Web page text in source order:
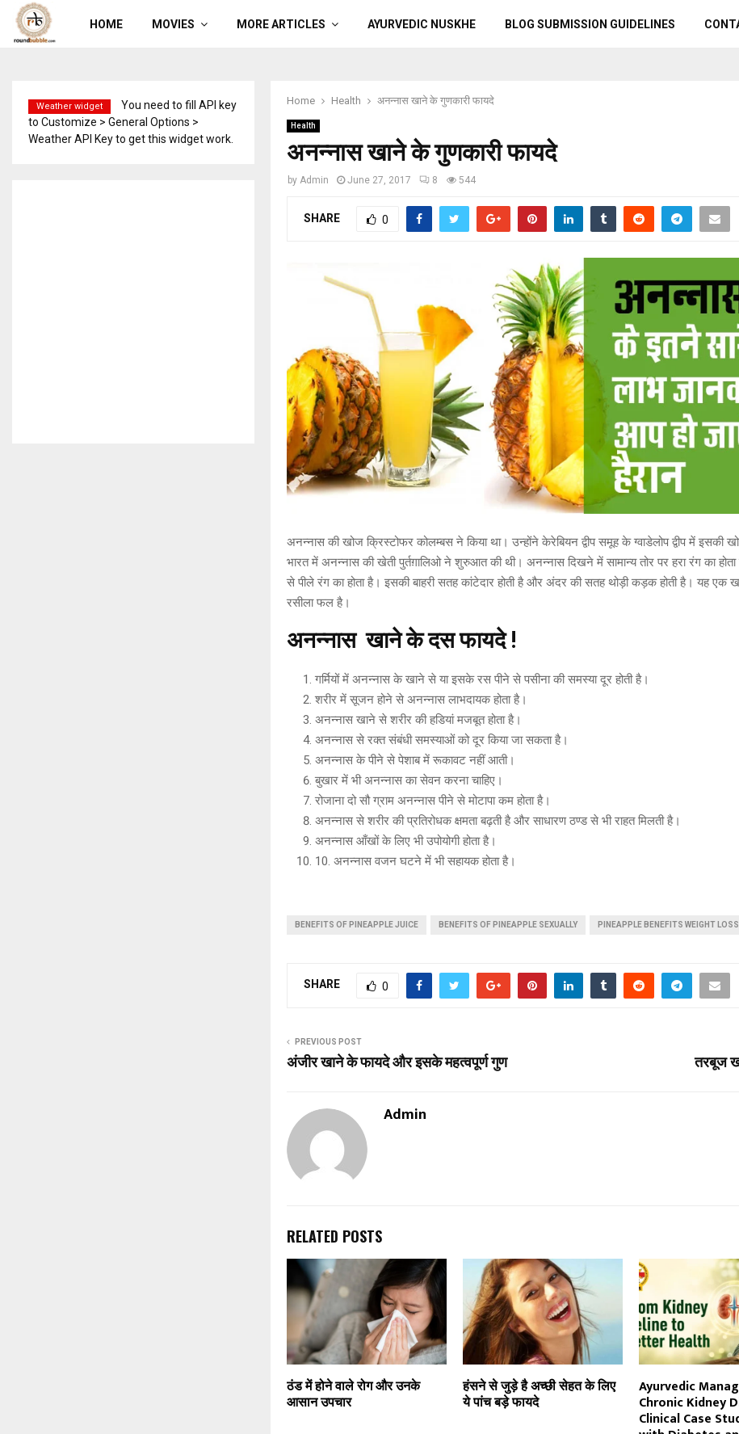
HOME MOVIES MORE ARTICLES AYURVEDIC NUSKHE BLOG SUBMISSION GUIDELINES
Home Health अनन्नास खाने के गुणकारी फायदे
Health
अनन्नास खाने के गुणकारी फायदे
by Admin June 27, 2017 8 544
SHARE 0
अनन्नास की खोज क्रिस्टोफर कोलम्बस ने किया था। उन्होंने केरेबियन द्वीप समूह के ग्वाडेलोप द्वीप में इसकी
भारत में अनन्नास की खेती पुर्तग़ालिओ ने शुरुआत की थी। अनन्नास दिखने में सामान्य तोर पर हरा रंग का
से पीले रंग का होता है। इसकी बाहरी सतह कांटेदार होती है और अंदर की सतह थोड़ी कड़क होती है। यह एक
रसीला फल है।
अनन्नास खानेके दस फायदे!
गर्मियों में अनन्नास के खाने से या इसके रस पीने से पसीना की समस्या दूर होती है।
शरीर में सूजन होने से अनन्नास लाभदायक होता है।
अनन्नास खाने से शरीर की हडियां मजबूत होता है।
अनन्नास से रक्त संबंधी समस्याओं को दूर किया जा सकता है।
अनन्नास के पीने से पेशाब में रूकावट नहीं आती।
बुखार में भी अनन्नास का सेवन करना चाहिए।
रोजाना दो सौ ग्राम अनन्नास पीने से मोटापा कम होता है।
अनन्नास से शरीर की प्रतिरोधक क्षमता बढ़ती है और साधारण ठण्ड से भी राहत मिलती है।
अनन्नास आँखों के लिए भी उपोयोगी होता है।
10. अनन्नास वजन घटने में भी सहायक होता है।
BENEFITS OF PINEAPPLE JUICE BENEFITS OF PINEAPPLE SEXUALLY PINEAPPLE BENEFITS WEIGHT LOSS
SHARE 0
PREVIOUS POST
अंजीर खाने के फायदे और इसके महत्वपूर्ण गुण तरबूज
Admin
RELATED POSTS
ठंड में होने वाले रोग और उनके
आसान उपचार
हंसने से जुड़े है अच्छी सेहत के लिए
ये पांच बड़े फायदे
Ayurvedic
Chronic Kidney
Clinical Case
Weather widget
You need to fill API key
to Customize > General Options >
Weather API Key to get this widget work.